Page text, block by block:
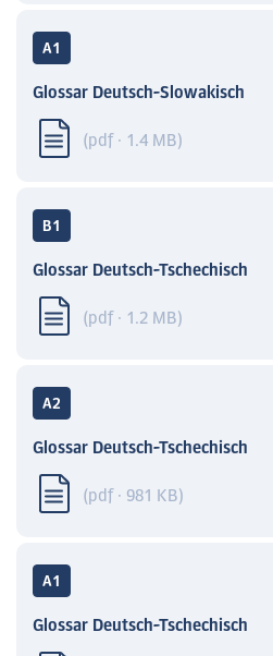
A1
Glossar Deutsch-Slowakisch
(pdf · 1.4 MB)
B1
Glossar Deutsch-Tschechisch
(pdf · 1.2 MB)
A2
Glossar Deutsch-Tschechisch
(pdf · 981 KB)
A1
Glossar Deutsch-Tschechisch